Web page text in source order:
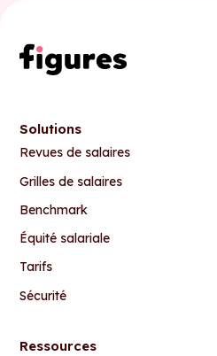
Solutions
Revues de salaires
Grilles de salaires
Benchmark
Équité salariale
Tarifs
Sécurité
Ressources